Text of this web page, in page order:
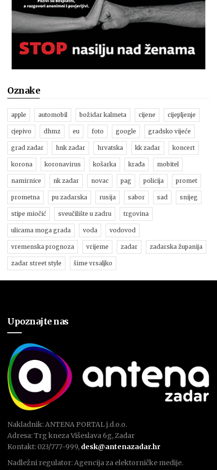
Oznake
apple automobil božidar kalmeta cijene cijepljenje
cjepivo dhmz eu foto google gradsko vijeće
grad zadar hnk zadar hrvatska kk zadar koncert
korona koronavirus košarka krađa mobitel
namirnice nk zadar novac pag policija promet
prometna pu zadarska rusija sabor sad snijeg
stipe miočić sveučilište u zadru trgovina
ulicama moga grada voda vodovod
vremenska prognoza vrijeme zadar zadarska županija
zadar street style šime vrsaljko
Upoznajte nas
Nakladnik: ANTENA PORTAL j.d.o.o.
Adresa: Trg kneza Višeslava 6g, Zadar
Kontakt: 023/777-999, desk@antenazadar.hr
Nadležni regulator: Agencija za elektorničke medije.